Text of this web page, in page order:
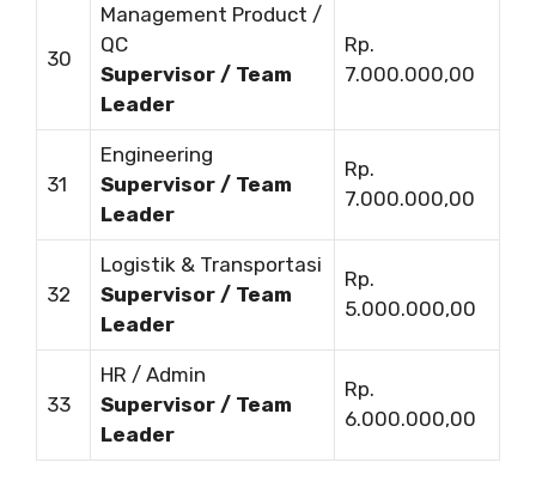
30
Management Product /
QC
Supervisor / Team
Leader
Rp.
7.000.000,00
31
Engineering
Supervisor / Team
Leader
Rp.
7.000.000,00
32
Logistik & Transportasi
Supervisor / Team
Leader
Rp.
5.000.000,00
33
HR / Admin
Supervisor / Team
Leader
Rp.
6.000.000,00